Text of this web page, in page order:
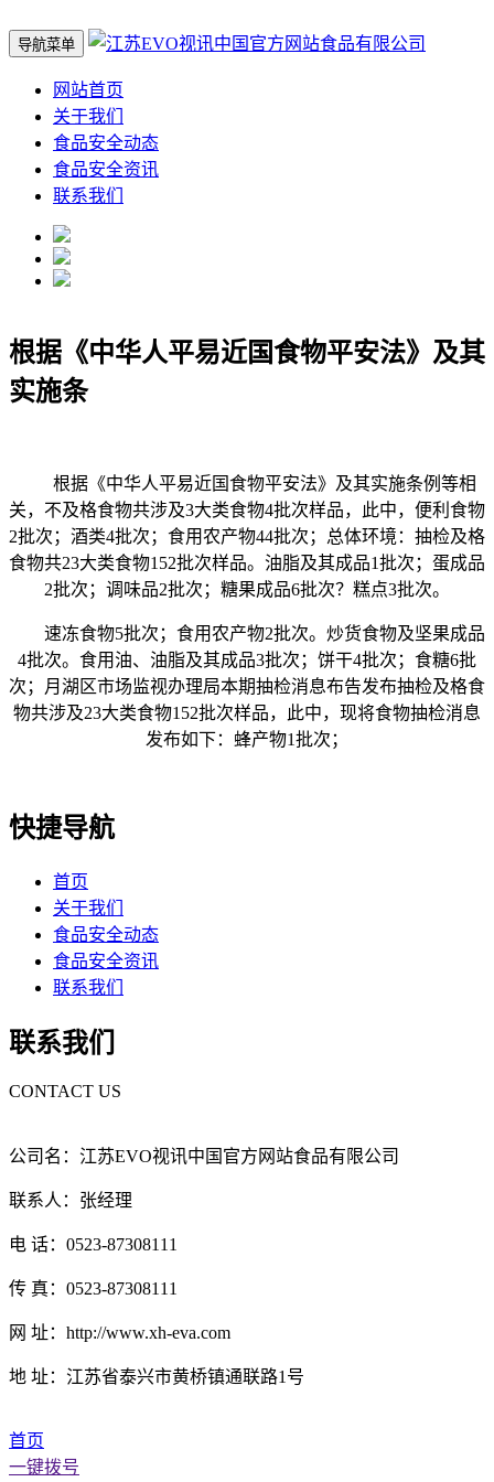
导航菜单
网站首页
关于我们
食品安全动态
食品安全资讯
联系我们
根据《中华人平易近国食物平安法》及其
实施条
根据《中华人平易近国食物平安法》及其实施条例等相
关，不及格食物共涉及3大类食物4批次样品，此中，便利食物
2批次；酒类4批次；食用农产物44批次；总体环境：抽检及格
食物共23大类食物152批次样品。油脂及其成品1批次；蛋成品
2批次；调味品2批次；糖果成品6批次？糕点3批次。
速冻食物5批次；食用农产物2批次。炒货食物及坚果成品
4批次。食用油、油脂及其成品3批次；饼干4批次；食糖6批
次；月湖区市场监视办理局本期抽检消息布告发布抽检及格食
物共涉及23大类食物152批次样品，此中，现将食物抽检消息
发布如下：蜂产物1批次；
快捷导航
首页
关于我们
食品安全动态
食品安全资讯
联系我们
联系我们
CONTACT US
公司名：江苏EVO视讯中国官方网站食品有限公司
联系人：张经理
电 话：0523-87308111
传 真：0523-87308111
网 址：http://www.xh-eva.com
地 址：江苏省泰兴市黄桥镇通联路1号
首页
一键拨号